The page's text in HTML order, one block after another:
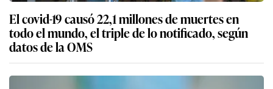
El covid-19 causó 22,1 millones de muertes en
todo el mundo, el triple de lo notificado, según
datos de la OMS